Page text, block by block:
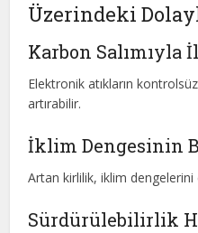
Üzerindeki
Karbon Salımıyla
Elektronik atıkların
artırabilir.
İklim Dengesinin
Artan kirlilik, iklim dengelerini
Sürdürülebilirlik